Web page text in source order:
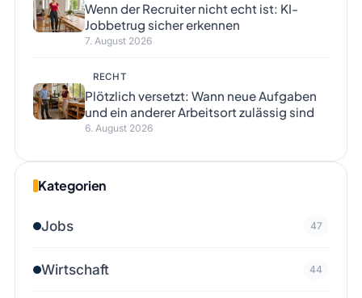
Wenn der Recruiter nicht echt ist: KI-
Jobbetrug sicher erkennen
7. August 2026
RECHT
Plötzlich versetzt: Wann neue Aufgaben
und ein anderer Arbeitsort zulässig sind
6. August 2026
Kategorien
Jobs 47
Wirtschaft 44